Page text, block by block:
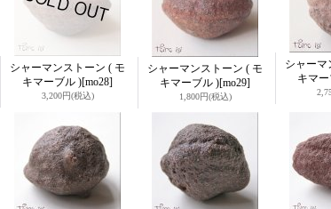
シャーマンストーン ( モ
キマーブル )[mo28]
3,200円(税込)
シャーマンストーン ( モ
キマーブル )[mo29]
1,800円(税込)
シャーマ
キマ